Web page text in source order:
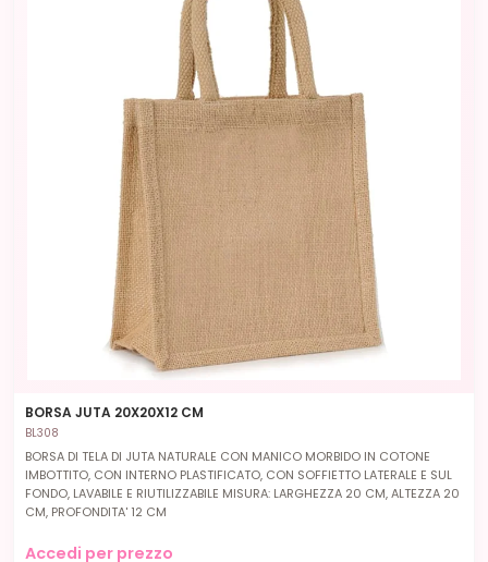
BORSA JUTA 20X20X12 CM
BL308
BORSA DI TELA DI JUTA NATURALE CON MANICO MORBIDO IN COTONE
IMBOTTITO, CON INTERNO PLASTIFICATO, CON SOFFIETTO LATERALE E SUL
FONDO, LAVABILE E RIUTILIZZABILE MISURA: LARGHEZZA 20 CM, ALTEZZA 20
CM, PROFONDITA' 12 CM
Accedi per prezzo